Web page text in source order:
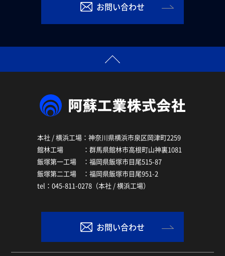
お問い合わせ
本社 / 横浜工場：神奈川県横浜市泉区岡津町2259
館林工場 ：群馬県館林市高根町山神裏1081
飯塚第一工場 ：福岡県飯塚市目尾515-87
飯塚第二工場 ：福岡県飯塚市目尾951-2
tel：045-811-0278（本社 / 横浜工場）
お問い合わせ